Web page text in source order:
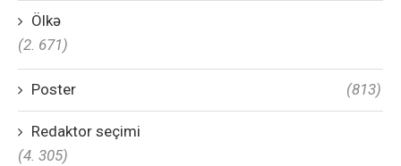
Ölkə
(2. 671)
Poster (813)
Redaktor seçimi
(4. 305)